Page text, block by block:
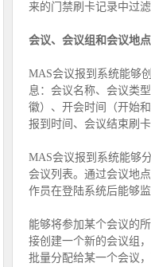
来的门禁刷卡记录中过
会议、会议组和会议地点
MAS会议报到系统能够
息：会议名称、会议类
徽）、开会时间（开始
报到时间、会议结束刷
MAS会议报到系统能够
会议列表。通过会议地
作员在登陆系统后能够
能够将参加某个会议的
接创建一个新的会议组
批量分配给某一个会议